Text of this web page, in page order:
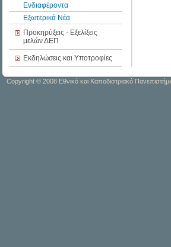
Ενδιαφέροντα
Εξωτερικά Νέα
Προκηρύξεις - Εξελίξεις
μελών ΔΕΠ
Εκδηλώσεις και Υποτροφίες
Copyright © 2008 Εθνικό και Καποδιστριακό